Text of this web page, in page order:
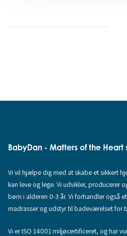
BabyDan - Matters of the Heart
Vi vil hjælpe dig med at skabe et sikkert
kan leve og lege. Vi udvikler, producerer
børn i alderen 0-3 år. Vi forhandler også
madrasser og udstyr til badeværelset for
Vi er ISO 14001 miljøcertificeret, og har